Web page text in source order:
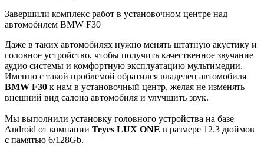
Завершили комплекс работ в установочном центре над
автомобилем BMW F30
Даже в таких автомобилях нужно менять штатную акустику и
головное устройство, чтобы получить качественное звучание
аудио системы и комфортную эксплуатацию мультимедии.
Именно с такой проблемой обратился владелец автомобиля
BMW F30 к нам в установочный центр, желая не изменять
внешний вид салона автомобиля и улучшить звук.
Мы выполнили установку головного устройства на базе
Android от компании Teyes LUX ONE в размере 12.3 дюймов
с памятью 6/128Gb.